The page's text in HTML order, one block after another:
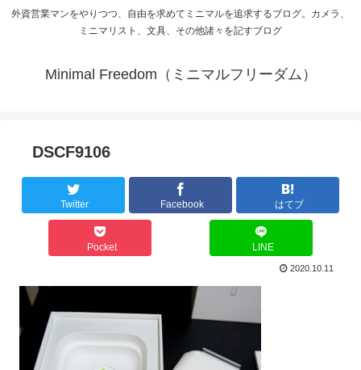
外資営業マンをやりつつ、自由を求めてミニマルを追求するブログ。カメラ、
ミニマリスト、文具、その他諸々を記すブログ
Minimal Freedom（ミニマルフリーダム）
DSCF9106
Twitter Facebook はてブ
Pocket LINE
2020.10.11